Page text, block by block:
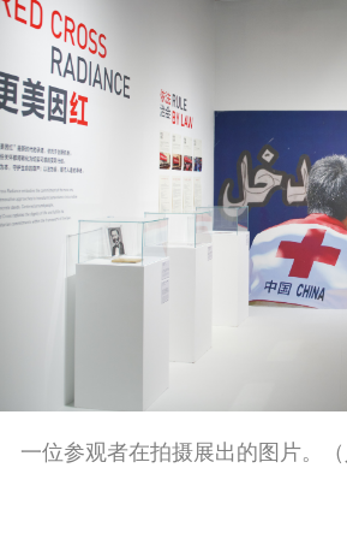
一位参观者在拍摄展出的图片。